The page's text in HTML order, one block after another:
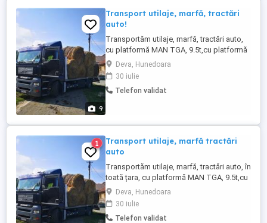
9
Transport utilaje, marfă, tractări
auto!
Transportăm utilaje, marfă, tractări auto,
cu platformă MAN TGA, 9.5t,cu platformă
de 7,20 m. Mai multe detalii, la nr de
telefon
Deva, Hunedoara
30 iulie
Telefon validat
1
Transport utilaje, marfă tractări
auto
Transportăm utilaje, marfă, tractări auto, în
toată țara, cu platformă MAN TGA, 9.5t,cu
platformă de 7,20 m. Detalii la telefon.
Deva, Hunedoara
30 iulie
Telefon validat